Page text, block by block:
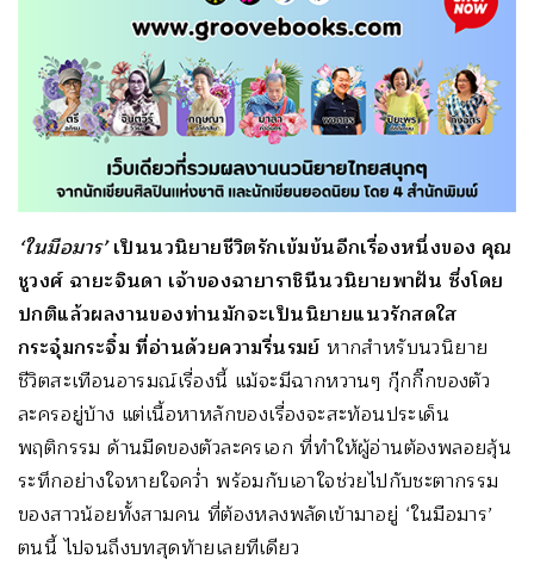
‘ในมือมาร’เป็นนวนิยายชีวิตรักเข้มข้นอีกเรื่องหนึ่งของ คุณ
ชูวงศ์ ฉายะจินดา เจ้าของฉายาราชินีนวนิยายพาฝัน ซึ่งโดย
ปกติแล้วผลงานของท่านมักจะเป็นนิยายแนวรักสดใส
กระจุ๋มกระจิ๋ม ที่อ่านด้วยความรื่นรมย์ หากสำหรับนวนิยาย
ชีวิตสะเทือนอารมณ์เรื่องนี้ แม้จะมีฉากหวานๆ กุ๊กกิ๊กของตัว
ละครอยู่บ้าง แต่เนื้อหาหลักของเรื่องจะสะท้อนประเด็น
พฤติกรรม ด้านมืดของตัวละครเอก ที่ทำให้ผู้อ่านต้องพลอยลุ้น
ระทึกอย่างใจหายใจคว่ำ พร้อมกับเอาใจช่วยไปกับชะตากรรม
ของสาวน้อยทั้งสามคน ที่ต้องหลงพลัดเข้ามาอยู่ ‘ในมือมาร’
ตนนี้ ไปจนถึงบทสุดท้ายเลยทีเดียว